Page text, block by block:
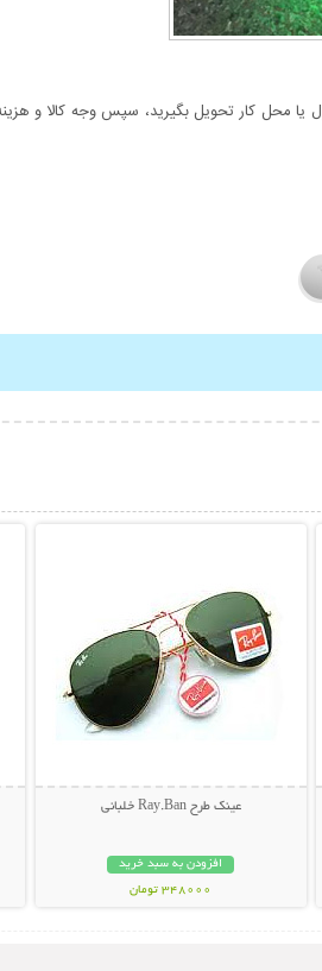
محل کار تحویل بگیرید، سپس وجه کالا و
عینک طرح Ray.Ban خلبانی
افزودن به سبد خرید
348000 تومان